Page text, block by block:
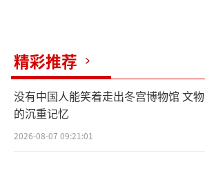
精彩推荐
没有中国人能笑着走出冬宫博物馆 文物
的沉重记忆
2026-08-07 09:21:01